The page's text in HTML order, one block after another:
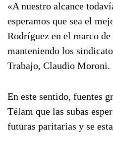
«A nuestro alcance
esperamos que sea el
Rodríguez en el marco
manteniendo los
Trabajo, Claudio Moroni.
En este sentido, fuentes
Télam que las subas
futuras paritarias y se